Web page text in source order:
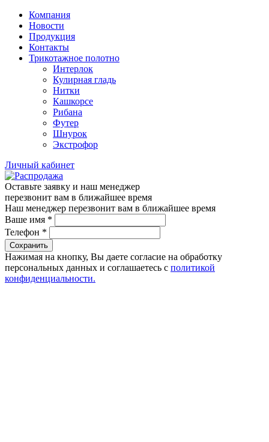
Компания
Новости
Продукция
Контакты
Трикотажное полотно
Интерлок
Кулирная гладь
Нитки
Кашкорсе
Рибана
Футер
Шнурок
Экстрофор
Личный кабинет
Оставьте заявку и наш менеджер
перезвонит вам в ближайшее время
Наш менеджер перезвонит вам в ближайшее время
Ваше имя *
Телефон *
Сохранить
Нажимая на кнопку, Вы даете согласие на обработку
персональных данных и соглашаетесь с политикой
конфиденциальности.